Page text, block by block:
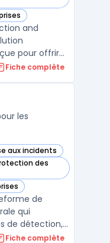
and Services dans
and
pour offrir
contre
intégré pour
...
Fiche complète
les
aux incidents
catégorie
des
catégorie
catégorie
de
qui
de détection,
un seul et
Fiche complète